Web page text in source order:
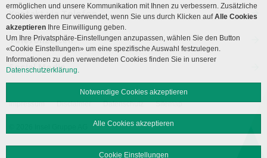
Kontakt via Telefon
Telefonzeiten
Social Media
Impressum Disclaimer Datenschutz Sitemap
ermöglichen und unsere Kommunikation mit Ihnen zu verbessern. Zusätzliche
Cookies werden nur verwendet, wenn Sie uns durch Klicken aufAlle Cookies
akzeptieren Ihre Einwilligung geben.
Um Ihre Privatsphäre-Einstellungen anzupassen, wählen Sie den Button
«Cookie Einstellungen» um eine spezifische Auswahl festzulegen.
Informationen zu den verwendeten Cookies finden Sie in unserer
Datenschutzerklärung.
Notwendige Cookies akzeptieren
Alle Cookies akzeptieren
Cookie Einstellungen